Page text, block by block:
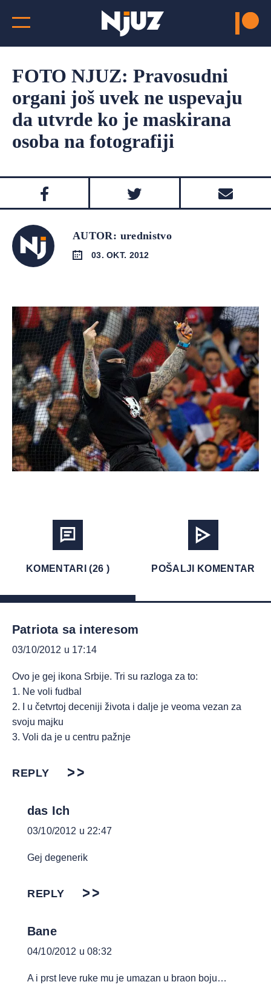
FOTO NJUZ: Pravosudni
organi još uvek ne uspevaju
da utvrde ko je maskirana
osoba na fotografiji
AUTOR: urednistvo
03. OKT. 2012
KOMENTARI (26 ) POŠALJI KOMENTAR
Patriota sa interesom
03/10/2012 u 17:14
Ovo je gej ikona Srbije. Tri su razloga za to:
1. Ne voli fudbal
2. I u četvrtoj deceniji života i dalje je veoma vezan za
svoju majku
3. Voli da je u centru pažnje
REPLY
das Ich
03/10/2012 u 22:47
Gej degenerik
REPLY
Bane
04/10/2012 u 08:32
A i prst leve ruke mu je umazan u braon boju…